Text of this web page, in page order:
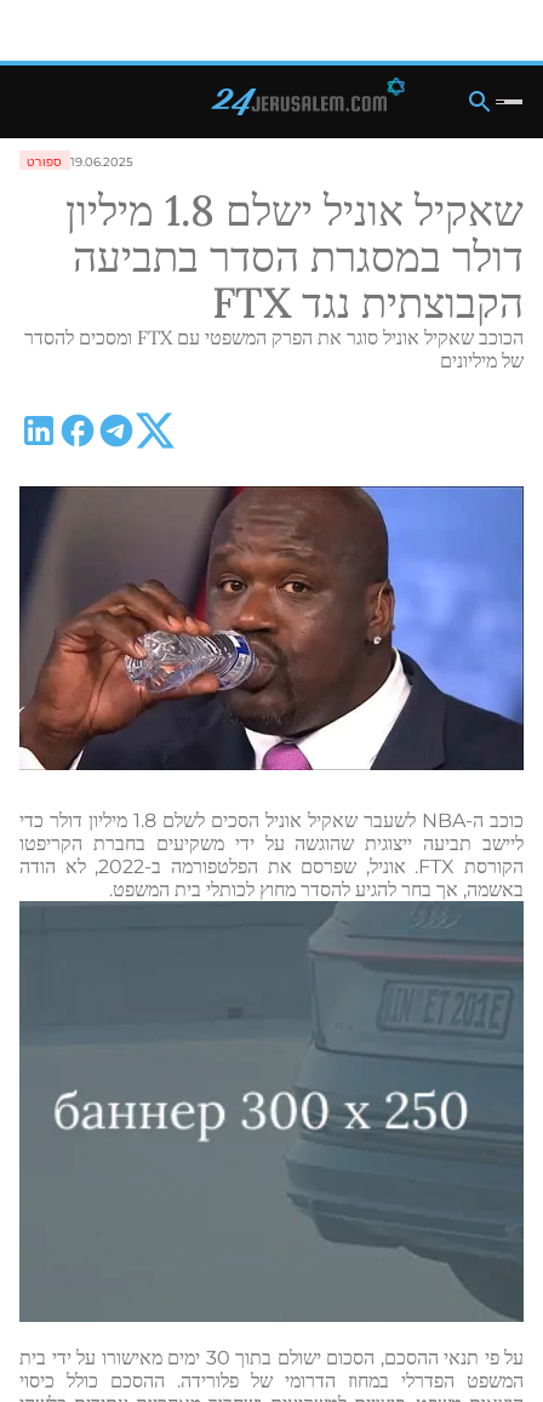
ספורט 19.06.2025
שאקיל אוניל ישלם 1.8 מיליון
דולר במסגרת הסדר בתביעה
הקבוצתית נגד FTX
הכוכב שאקיל אוניל סוגר את הפרק המשפטי עם FTX ומסכים להסדר
של מיליונים
כוכב ה-NBA לשעבר שאקיל אוניל הסכים לשלם 1.8 מיליון דולר כדי
ליישב תביעה ייצוגית שהוגשה על ידי משקיעים בחברת הקריפטו
הקורסת FTX. אוניל, שפרסם את הפלטפורמה ב-2022, לא הודה
באשמה, אך בחר להגיע להסדר מחוץ לכותלי בית המשפט.
על פי תנאי ההסכם, הסכום ישולם בתוך 30 ימים מאישורו על ידי בית
המשפט הפדרלי במחוז הדרומי של פלורידה. ההסכם כולל כיסוי